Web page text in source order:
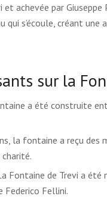
et achevée par
qui s’écoule, créant
sur la
a été construite
la fontaine a reçu des
Fontaine de Trevi a été
Federico Fellini.